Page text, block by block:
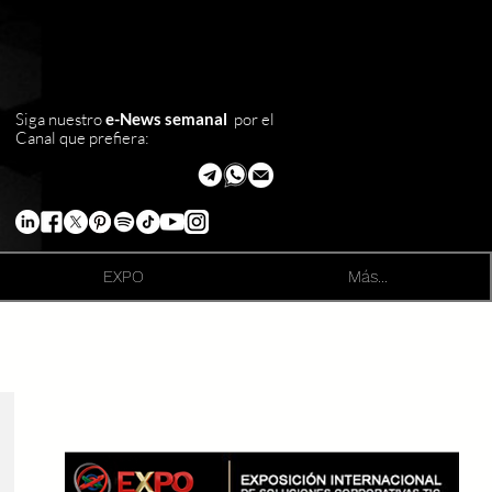
Siga nuestroe-News semanal por el
Canal que prefiera:
EXPO Más...